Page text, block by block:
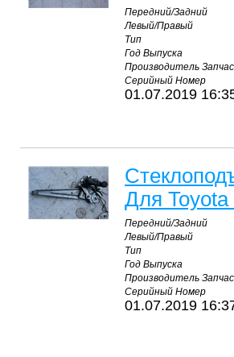
Передний/Задний
Левый/Правый
Тип
Год Выпуска
Производитель
Серийный Номер
01.07.2019
Для
Передний/Задний
Левый/Правый
Тип
Год Выпуска
Производитель
Серийный Номер
01.07.2019